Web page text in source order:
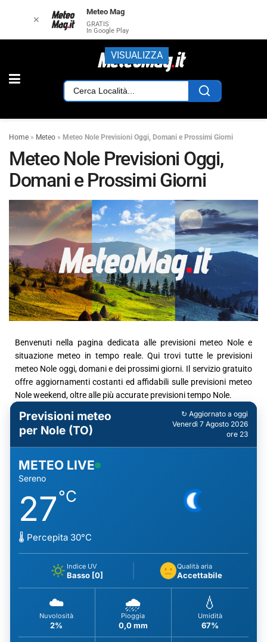
Home » Meteo » Meteo Nole Previsioni Oggi, Domani e Prossimi Giorni
Meteo Nole Previsioni Oggi,
Domani e Prossimi Giorni
Benvenuti nella pagina dedicata alle previsioni meteo Nole e
situazione meteo in tempo reale. Qui trovi tutte le previsioni
meteo Nole oggi, domani e dei prossimi giorni. Il servizio gratuito
offre aggiornamenti costanti ed affidabili sulle previsioni meteo
Nole weekend, oltre alle più accurate previsioni tempo Nole.
Previsioni meteo
per Nole (TO)
↻ Aggiornato a oggi
Venerdì 7 Agosto 2026
ore 23
METEO LIVE
Sereno
27°C
🌡️ Percepita 30°C
Indice UV
Basso [0]
Qualità aria
Accettabile
☁️
Nuvolosità
2%
🌧️
Pioggia
0,0 mm
💧
Umidità
67%
✕
Meteo Mag
GRATIS
In Google Play
VISUALIZZA